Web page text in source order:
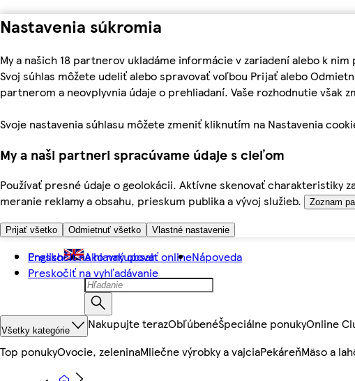
Nastavenia súkromia
My a našich 18 partnerov ukladáme informácie v zariadení alebo k
Svoj súhlas môžete udeliť alebo spravovať voľbou Prijať alebo
partnerom a neovplyvnia údaje o prehliadaní. Vaše rozhodnutie však
Svoje nastavenia súhlasu môžete zmeniť kliknutím na Nastavenia
My a naši partneri spracúvame údaje s cieľom
Používať presné údaje o geolokácii. Aktívne skenovať charakteristiky
meranie reklamy a obsahu, prieskum publika a vývoj služieb.
Zoznam
Prijať všetko Odmietnuť všetko Vlastné nastavenie
Preskočiť na hlavný obsah
Preskočiť na vyhľadávanie
English Ako nakupovať onlineNápoveda
Všetky kategórie Nakupujte terazObľúbenéŠpeciálne ponukyOnline
Top ponukyOvocie, zeleninaMliečne výrobky a vajciaPekáreňMäso a